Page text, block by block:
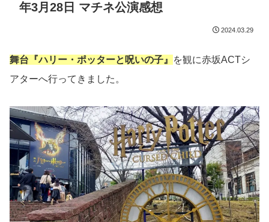
年3月28日 マチネ公演感想
2024.03.29
舞台『ハリー・ポッターと呪いの子』
を観に赤坂ACTシ
アターへ行ってきました。